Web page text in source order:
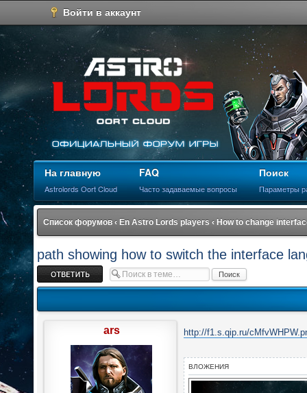
Войти в аккаунт
На главную
Astrolords Oort Cloud
FAQ
Часто задаваемые вопросы
Поиск
Параметры
Список форумов ‹ En Astro Lords players ‹ How to change
path showing how to switch the interface
Ответить
http://f1.s.qip.ru/
ВЛОЖЕНИЯ
ars